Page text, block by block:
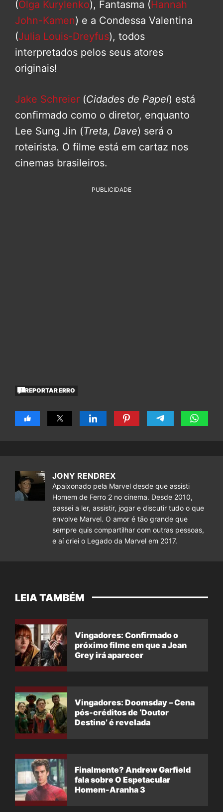
(Olga Kurylenko), Fantasma (Hannah
John-Kamen) e a Condessa Valentina
(Julia Louis-Dreyfus), todos
interpretados pelos seus atores
originais!
Jake Schreier (Cidades de Papel) está
confirmado como o diretor, enquanto
Lee Sung Jin (Treta, Dave) será o
roteirista. O filme está em cartaz nos
cinemas brasileiros.
PUBLICIDADE
REPORTAR ERRO
JONY RENDREX
Apaixonado pela Marvel desde que assisti
Homem de Ferro 2 no cinema. Desde 2010,
passei a ler, assistir, jogar e discutir tudo o que
envolve Marvel. O amor é tão grande que
sempre quis compartilhar com outras pessoas,
e aí criei o Legado da Marvel em 2017.
LEIA TAMBÉM
Vingadores: Confirmado o
próximo filme em que a Jean
Grey irá aparecer
Vingadores: Doomsday – Cena
pós-créditos de ‘Doutor
Destino’ é revelada
Finalmente? Andrew Garfield
fala sobre O Espetacular
Homem-Aranha 3